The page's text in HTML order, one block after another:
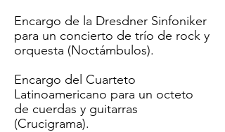
Encargo de la Dresdner Sinfoniker
para un concierto de trío de rock y
orquesta (Noctámbulos).
Encargo del Cuarteto
Latinoamericano para un octeto
de cuerdas y guitarras
(Crucigrama).